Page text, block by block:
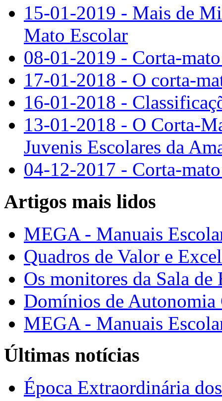
15-01-2019 - Mais de
Mato Escolar
08-01-2019 - Corta-
17-01-2018 - O corta-
16-01-2018 -
13-01-2018 - O Corta-
Juvenis Escolares da
04-12-2017 - Corta-
Artigos mais lidos
MEGA - Manuais
Quadros de Valor e
Os monitores da Sala de
Domínios de Autonomia
MEGA - Manuais
Últimas notícias
Época Extraordinária